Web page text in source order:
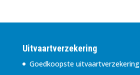
Uitvaartverzekering
Goedkoopste uitvaartverzekering